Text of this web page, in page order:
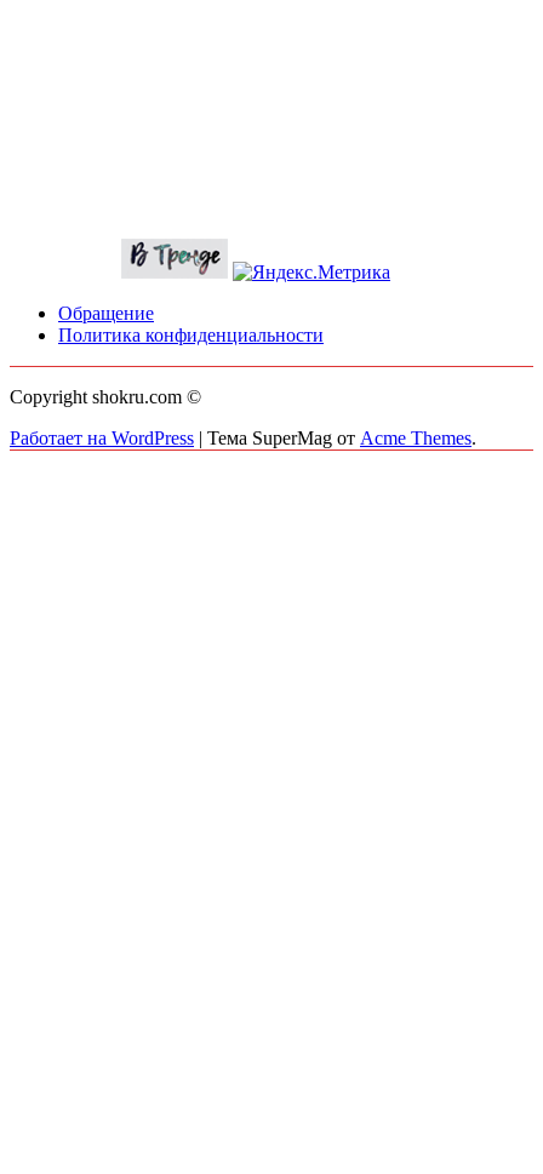
Обращение
Политика конфиденциальности
Copyright shokru.com ©
Работает на WordPress | Тема SuperMag от Acme Themes.